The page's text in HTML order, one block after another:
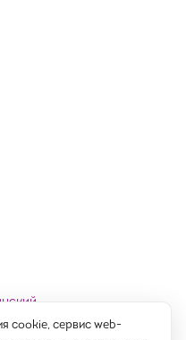
cookie, сервис web-